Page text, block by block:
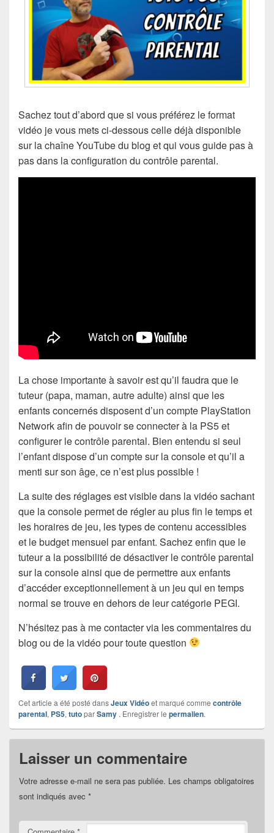
Sachez tout d’abord que si vous préférez le format
vidéo je vous mets ci-dessous celle déjà disponible
sur la chaîne YouTube du blog et qui vous guide pas à
pas dans la configuration du contrôle parental.
La chose importante à savoir est qu’il faudra que le
tuteur (papa, maman, autre adulte) ainsi que les
enfants concernés disposent d’un compte PlayStation
Network afin de pouvoir se connecter à la PS5 et
configurer le contrôle parental. Bien entendu si seul
l’enfant dispose d’un compte sur la console et qu’il a
menti sur son âge, ce n’est plus possible !
La suite des réglages est visible dans la vidéo sachant
que la console permet de régler au plus fin le temps et
les horaires de jeu, les types de contenu accessibles
et le budget mensuel par enfant. Sachez enfin que le
tuteur a la possibilité de désactiver le contrôle parental
sur la console ainsi que de permettre aux enfants
d’accéder exceptionnellement à un jeu qui en temps
normal se trouve en dehors de leur catégorie PEGI.
N’hésitez pas à me contacter via les commentaires du
blog ou de la vidéo pour toute question
Cet article a été posté dansJeux Vidéoet marqué comme contrôle
parental, PS5, tutoparSamy . Enregistrer le permalien.
Laisser un commentaire
Votre adresse e-mail ne sera pas publiée. Les champs obligatoires
sont indiqués avec *